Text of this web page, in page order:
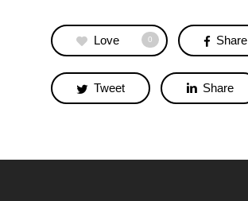
Love 0 Share
Tweet Share